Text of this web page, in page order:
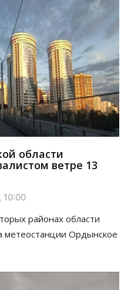
области
ветре 13
10:00
районах области
Ордынское